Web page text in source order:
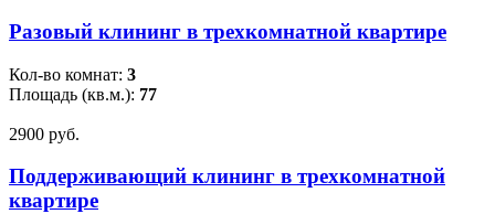
Разовый клининг в трехкомнатной квартире
Кол-во комнат: 3
Площадь (кв.м.): 77
2900 pуб.
Поддерживающий клининг в трехкомнатной
квартире